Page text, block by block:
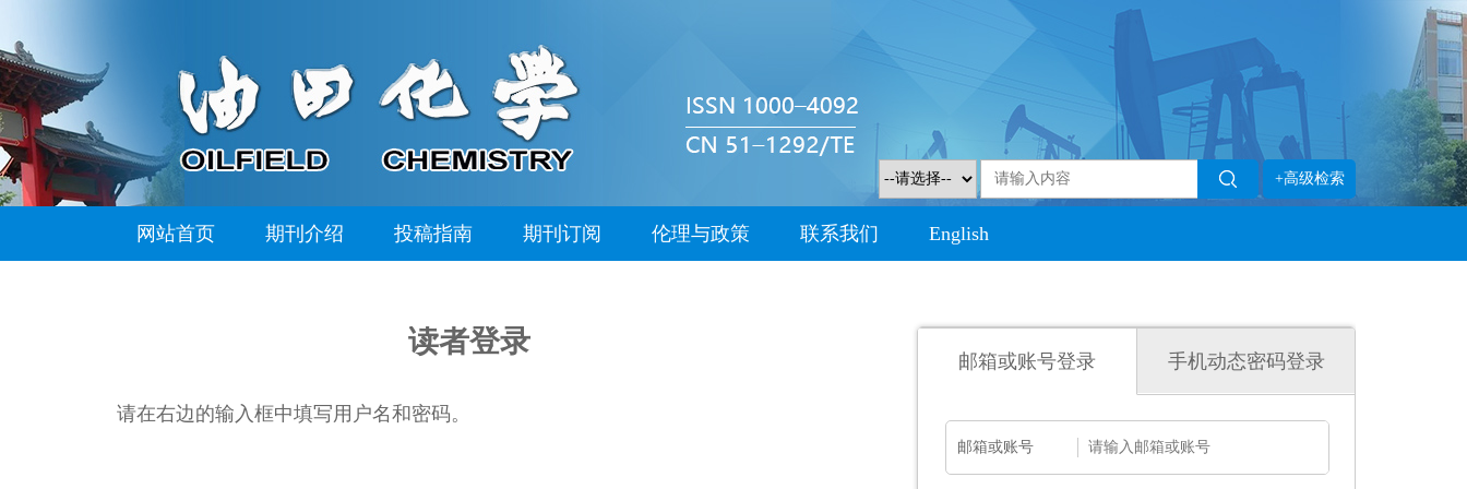
+高级检索
网站首页 期刊介绍 投稿指南 期刊订阅 伦理与政策 联系我们 English
读者登录
请在右边的输入框中填写用户名和密码。
邮箱或账号登录 手机动态密码登录
邮箱或账号